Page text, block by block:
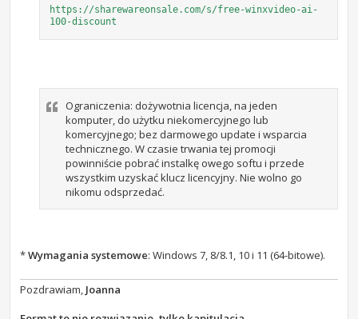
https://sharewareonsale.com/s/free-winxvideo-ai-
100-discount
Ograniczenia: dożywotnia licencja, na jeden
komputer, do użytku niekomercyjnego lub
komercyjnego; bez darmowego update i wsparcia
technicznego. W czasie trwania tej promocji
powinniście pobrać instalkę owego softu i przede
wszystkim uzyskać klucz licencyjny. Nie wolno go
nikomu odsprzedać.
*Wymagania systemowe: Windows 7, 8/8.1, 10 i 11 (64-bitowe).
Pozdrawiam, Joanna